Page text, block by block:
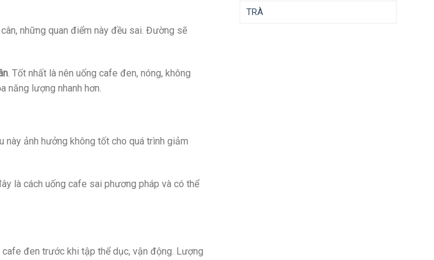
những quan điểm này đều sai. Đường sẽ
. Tốt nhất là nên uống cafe đen, nóng, không
năng lượng nhanh hơn.
này ảnh hưởng không tốt cho quá trình giảm
là cách uống cafe sai phương pháp và có thể
cafe đen trước khi tập thể dục, vận động. Lượng
TRÀ